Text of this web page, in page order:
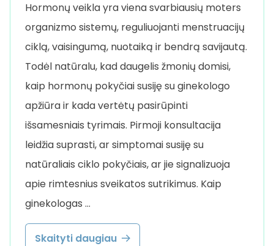
Hormonų veikla yra viena svarbiausių moters
organizmo sistemų, reguliuojanti menstruacijų
ciklą, vaisingumą, nuotaiką ir bendrą savijautą.
Todėl natūralu, kad daugelis žmonių domisi,
kaip hormonų pokyčiai susiję su ginekologo
apžiūra ir kada vertėtų pasirūpinti
išsamesniais tyrimais. Pirmoji konsultacija
leidžia suprasti, ar simptomai susiję su
natūraliais ciklo pokyčiais, ar jie signalizuoja
apie rimtesnius sveikatos sutrikimus. Kaip
ginekologas …
Skaityti daugiau